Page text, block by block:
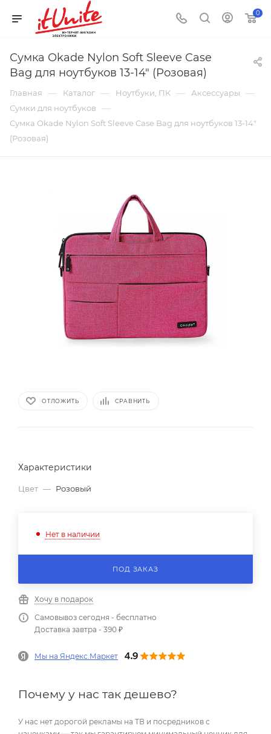
0
Сумка Okade Nylon Soft Sleeve Case
Bag для ноутбуков 13-14" (Розовая)
Главная — Каталог — Ноутбуки, ПК — Аксессуары —
Сумки для ноутбуков —
Сумка Okade Nylon Soft Sleeve Case Bag для ноутбуков 13-14"
(Розовая)
ОТЛОЖИТЬ СРАВНИТЬ
Характеристики
Цвет — Розовый
Нет в наличии
ПОД ЗАКАЗ
Хочу в подарок
Самовывоз сегодня - бесплатно
Доставка завтра - 390 ₽
Мы на Яндекс.Маркет
Почему у нас так дешево?
У нас нет дорогой рекламы на ТВ и посредников с